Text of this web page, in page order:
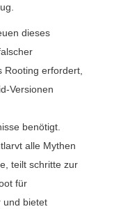
dieses
Rooting erfordert,
Versionen
benötigt.
alle Mythen
teilt schritte zur
für
und bietet